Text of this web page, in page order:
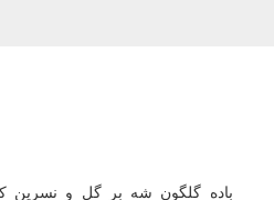
باده گلگون شه بر گل و نسرین